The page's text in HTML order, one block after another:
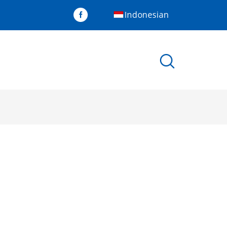
Indonesian